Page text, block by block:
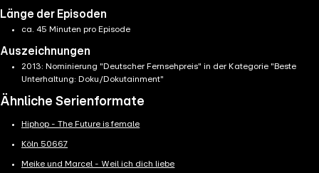
Länge der Episoden
ca. 45 Minuten pro Episode
Auszeichnungen
2013: Nominierung "Deutscher Fernsehpreis" in der Kategorie "Beste
Unterhaltung: Doku/Dokutainment"
Ähnliche Serienformate
Hiphop - The Future is female
Köln 50667
Meike und Marcel - Weil ich dich liebe